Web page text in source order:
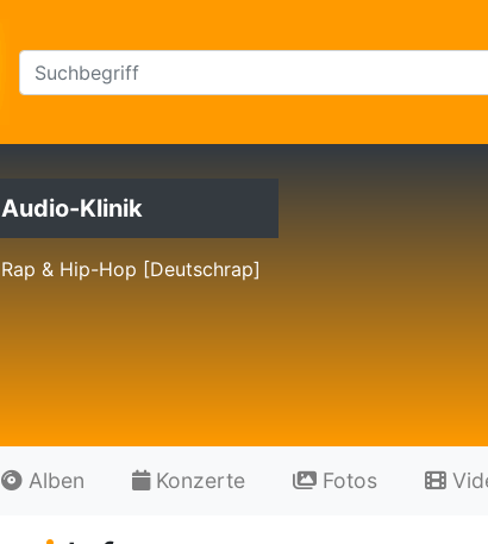
Audio-Klinik
Rap & Hip-Hop [Deutschrap]
Alben Konzerte Fotos